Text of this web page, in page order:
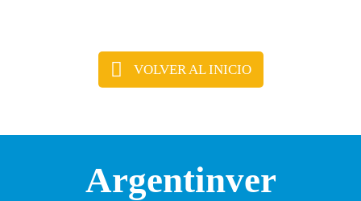
VOLVER AL INICIO
Argentinver